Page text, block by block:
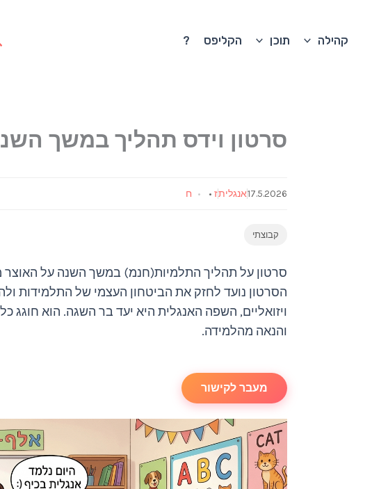
קהילה תוכן הקליפס ?
סרטון וידס תהליך במשך
17.5.2026אנגליתז • ח
קבוצתי
סרטון על תהליך התלמיות(חנמ) במשך השנה על
הסרטון נועד לחזק את הביטחון העצמי של התלמידות
ויזואליים, השפה האנגלית היא יעד בר השגה. הוא חוגג
והנאה מהלמידה.
מעבר לקישור